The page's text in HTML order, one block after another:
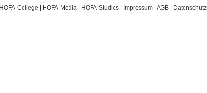
HOFA-College HOFA-Media HOFA-Studios| Impressum| AGB| Datenschutz